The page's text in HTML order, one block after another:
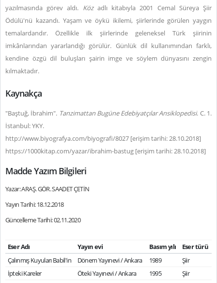
yazılmasında görev aldı. Köz adlı kitabıyla 2001 Cemal Süreya Şiir
Ödülü'nü kazandı. Yaşam ve öykü ikilemi, şiirlerinde görülen yaygın
temalardandır. Özellikle ilk şiirlerinde geleneksel Türk şiirinin
imkânlarından yararlandığı görülür. Günlük dil kullanımından farklı,
kendine özgü dil buluşları şairin imge ve söylem dünyasını zengin
kılmaktadır.
Kaynakça
"Baştuğ, İbrahim". Tanzimattan Bugüne Edebiyatçılar Ansiklopedisi. C. 1.
İstanbul: YKY.
http://www.biyografya.com/biyografi/8027 [erişim tarihi: 28.10.2018]
https://1000kitap.com/yazar/ibrahim-bastug [erişim tarihi: 28.10.2018]
Madde Yazım Bilgileri
Yazar: ARAŞ. GÖR. SAADET ÇETİN
Yayın Tarihi: 18.12.2018
Güncelleme Tarihi: 02.11.2020
Eser Adı Yayın evi Basım yılı
Eser türü
Çalınmış Kuyuları Babil'in
Dönem Yayınevi / Ankara 1989
Şiir
İpteki Kareler
Öteki Yayınevi / Ankara 1995
Şiir